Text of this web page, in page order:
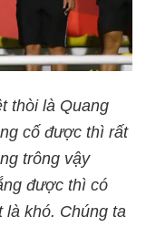
thòi là Quang
cố được thì rất
trông vậy
được thì có
là khó. Chúng ta